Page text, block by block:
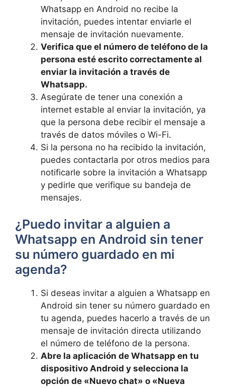
Whatsapp en Android no recibe la
invitación, puedes intentar enviarle el
mensaje de invitación nuevamente.
Verifica que el número de teléfono de la
persona esté escrito correctamente al
enviar la invitación a través de
Whatsapp.
Asegúrate de tener una conexión a
internet estable al enviar la invitación, ya
que la persona debe recibir el mensaje a
través de datos móviles o Wi-Fi.
Si la persona no ha recibido la invitación,
puedes contactarla por otros medios para
notificarle sobre la invitación a Whatsapp
y pedirle que verifique su bandeja de
mensajes.
¿Puedo invitar a alguien a
Whatsapp en Android sin tener
su número guardado en mi
agenda?
Si deseas invitar a alguien a Whatsapp en
Android sin tener su número guardado en
tu agenda, puedes hacerlo a través de un
mensaje de invitación directa utilizando
el número de teléfono de la persona.
Abre la aplicación de Whatsapp en tu
dispositivo Android y selecciona la
opción de «Nuevo chat» o «Nueva